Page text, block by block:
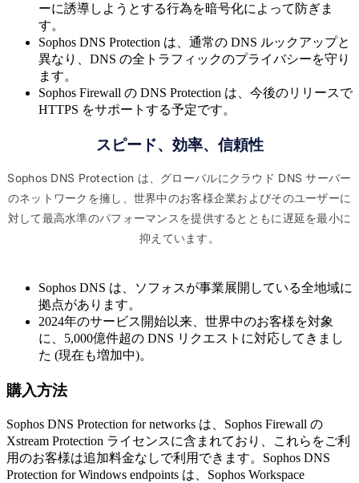
ーに誘導しようとする行為を暗号化によって防ぎま
す。
Sophos DNS Protection は、通常の DNS ルックアップと
異なり、DNS の全トラフィックのプライバシーを守り
ます。
Sophos Firewall の DNS Protection は、今後のリリースで
HTTPS をサポートする予定です。
スピード、効率、信頼性
Sophos DNS Protection は、グローバルにクラウド DNS サーバー
のネットワークを擁し、世界中のお客様企業およびそのユーザーに
対して最高水準のパフォーマンスを提供するとともに遅延を最小に
抑えています。
Sophos DNS は、ソフォスが事業展開している全地域に
拠点があります。
2024年のサービス開始以来、世界中のお客様を対象
に、5,000億件超の DNS リクエストに対応してきまし
た (現在も増加中)。
購入方法
Sophos DNS Protection for networks は、Sophos Firewall の
Xstream Protection ライセンスに含まれており、これらをご利
用のお客様は追加料金なしで利用できます。Sophos DNS
Protection for Windows endpoints は、Sophos Workspace